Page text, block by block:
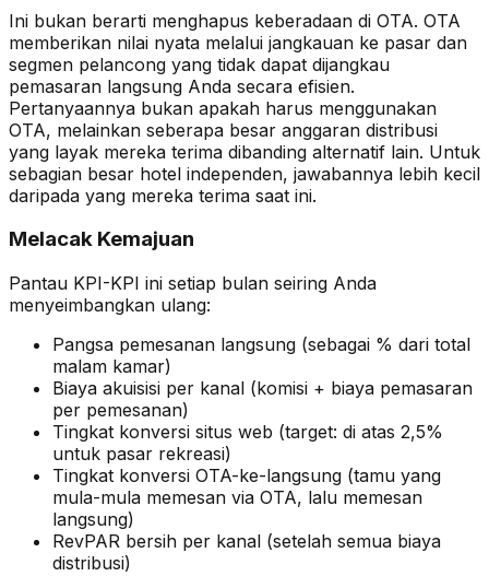
Ini bukan berarti menghapus keberadaan di OTA. OTA
memberikan nilai nyata melalui jangkauan ke pasar dan
segmen pelancong yang tidak dapat dijangkau
pemasaran langsung Anda secara efisien.
Pertanyaannya bukan apakah harus menggunakan
OTA, melainkan seberapa besar anggaran distribusi
yang layak mereka terima dibanding alternatif lain. Untuk
sebagian besar hotel independen, jawabannya lebih kecil
daripada yang mereka terima saat ini.
Melacak Kemajuan
Pantau KPI-KPI ini setiap bulan seiring Anda
menyeimbangkan ulang:
Pangsa pemesanan langsung (sebagai % dari total
malam kamar)
Biaya akuisisi per kanal (komisi + biaya pemasaran
per pemesanan)
Tingkat konversi situs web (target: di atas 2,5%
untuk pasar rekreasi)
Tingkat konversi OTA-ke-langsung (tamu yang
mula-mula memesan via OTA, lalu memesan
langsung)
RevPAR bersih per kanal (setelah semua biaya
distribusi)